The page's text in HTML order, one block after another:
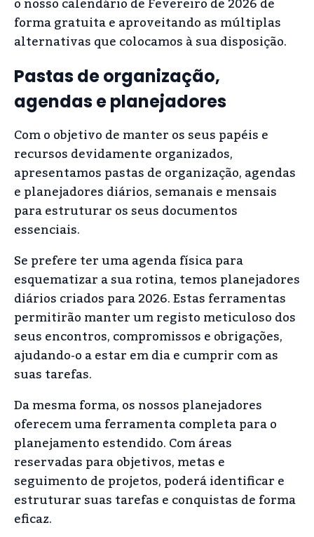
forma gratuita e aproveitando as múltiplas
alternativas que colocamos à sua disposição.
Pastas de organização,
agendas e planejadores
Com o objetivo de manter os seus papéis e
recursos devidamente organizados,
apresentamos pastas de organização, agendas
e planejadores diários, semanais e mensais
para estruturar os seus documentos
essenciais.
Se prefere ter uma agenda física para
esquematizar a sua rotina, temos planejadores
diários criados para 2026. Estas ferramentas
permitirão manter um registo meticuloso dos
seus encontros, compromissos e obrigações,
ajudando-o a estar em dia e cumprir com as
suas tarefas.
Da mesma forma, os nossos planejadores
oferecem uma ferramenta completa para o
planejamento estendido. Com áreas
reservadas para objetivos, metas e
seguimento de projetos, poderá identificar e
estruturar suas tarefas e conquistas de forma
eficaz.